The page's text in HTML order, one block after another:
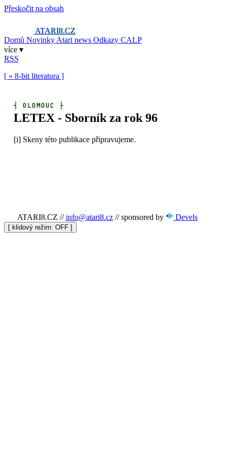
Přeskočit na obsah
ATARI8.CZ
Domů Novinky Atari news Odkazy CALP
více ▾
RSS
[ « 8-bit literatura ]
┤OLOMOUC ├
LETEX - Sborník za rok 96
[i] Skeny této publikace připravujeme.
ATARI8.CZ // info@atari8.cz // sponsored by Devels
[ klidový režim: ]